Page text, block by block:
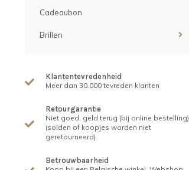
Cadeaubon
Brillen
Klantentevredenheid
Meer dan 30.000 tevreden klanten
Retourgarantie
Niet goed, geld terug (bij online bestelling)
(solden of koopjes worden niet
geretourneerd)
Betrouwbaarheid